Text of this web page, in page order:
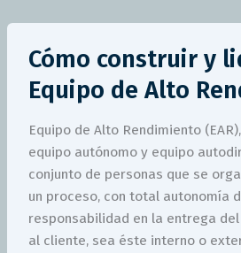
Cómo construir y
Equipo de Alto
Equipo de Alto Rendimiento
equipo autónomo y equipo
conjunto de personas que se
un proceso, con total autonomía
responsabilidad en la entrega
al cliente, sea éste interno o
construir
liderar
Equipo
Rendimiento